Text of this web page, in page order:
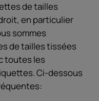
de tailles
en particulier
sommes
de tailles tissées
toutes les
Ci-dessous